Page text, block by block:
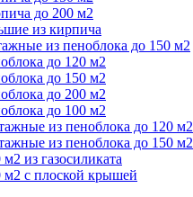
до 200 м2
из кирпича
из пеноблока до 150 м2
до 120 м2
до 150 м2
до 200 м2
до 100 м2
из пеноблока до 120 м2
из пеноблока до 150 м2
из газосиликата
м2 с плоской крышей